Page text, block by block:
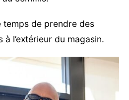
temps de prendre des
l’extérieur du magasin.